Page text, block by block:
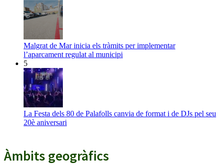
Malgrat de Mar inicia els tràmits per implementar
l’aparcament regulat al municipi
5
La Festa dels 80 de Palafolls canvia de format i de DJs pel seu
20è aniversari
Àmbits geogràfics